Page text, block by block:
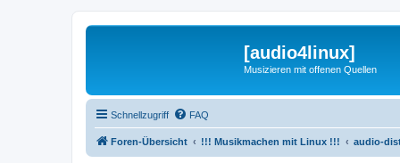
[audio4linux]
Musizieren mit offenen Quellen
Schnellzugriff FAQ
Foren-Übersicht !!! Musikmachen mit Linux !!! audio-